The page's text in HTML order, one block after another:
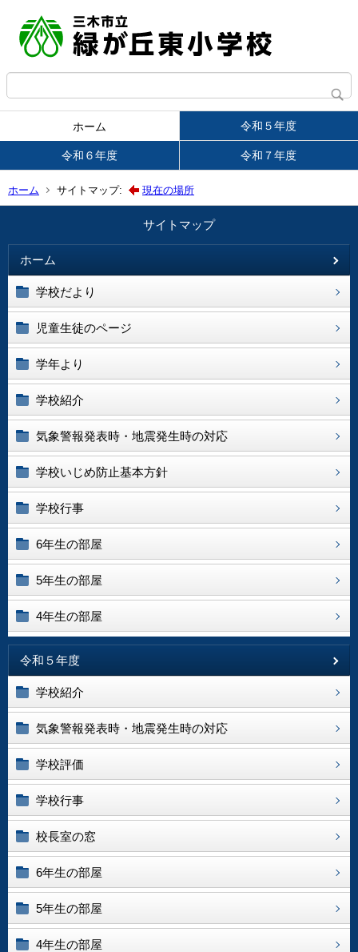
ホーム 令和５年度
令和６年度 令和７年度
ホーム サイトマップ: 現在の場所
サイトマップ
ホーム
学校だより
児童生徒のページ
学年より
学校紹介
気象警報発表時・地震発生時の対応
学校いじめ防止基本方針
学校行事
6年生の部屋
5年生の部屋
4年生の部屋
令和５年度
学校紹介
気象警報発表時・地震発生時の対応
学校評価
学校行事
校長室の窓
6年生の部屋
5年生の部屋
4年生の部屋